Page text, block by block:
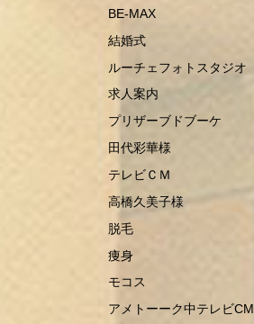
BE-MAX
結婚式
ルーチェフォトスタジオ
求人案内
プリザーブドブーケ
田代彩華様
テレビＣＭ
高橋久美子様
脱毛
痩身
モコス
アメトーーク中テレビCM